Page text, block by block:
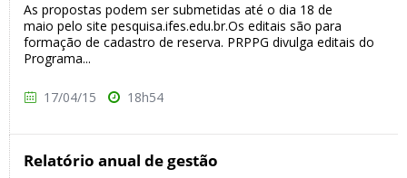
As propostas podem ser submetidas até o dia 18 de
maio pelo site pesquisa.ifes.edu.br.Os editais são para
formação de cadastro de reserva. PRPPG divulga editais do
Programa...
17/04/15 18h54
Relatório anual de gestão